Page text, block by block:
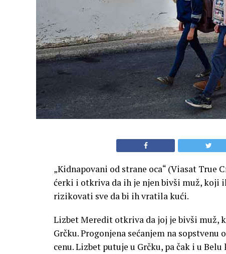
„Kidnapovani od strane oca“ (Viasat True
ćerki i otkriva da ih je njen bivši muž, koji
rizikovati sve da bi ih vratila kući.
Lizbet Meredit otkriva da joj je bivši muž,
Grčku. Progonjena sećanjem na
cenu. Lizbet putuje u Grčku, pa čak i u